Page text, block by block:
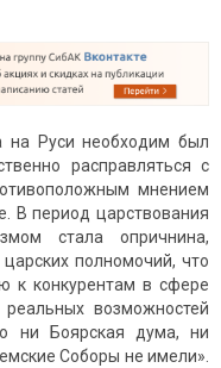
на Руси необходим был
расправляться с
мнением
В период царствования
стала опричнина,
полномочий, что
к конкурентам в сфере
реальных возможностей
ни Боярская дума, ни
Соборы не имели».